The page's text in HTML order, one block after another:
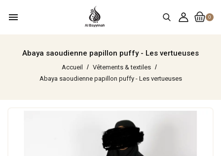
0
menu
Abaya saoudienne papillon puffy - Les vertueuses
Accueil
Vêtements & textiles
Abaya saoudienne papillon puffy - Les vertueuses